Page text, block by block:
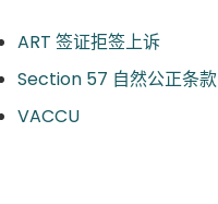
ART 签证拒签上诉
Section 57 自然公正条款
VACCU